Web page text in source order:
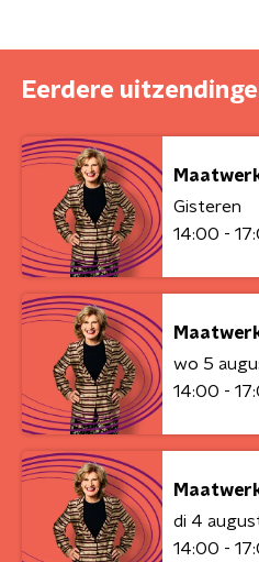
Eerdere
Gisteren
14:00 -
wo 5
14:00 -
di 4
14:00 -